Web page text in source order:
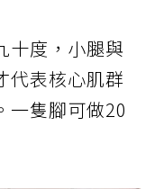
度，小腿與
代表核心肌群
一隻腳可做20